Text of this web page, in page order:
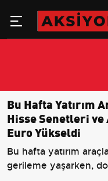
Bu Hafta Yatırım
Hisse Senetleri
Euro Yükseldi
Bu hafta yatırım
gerileme yaşarken,